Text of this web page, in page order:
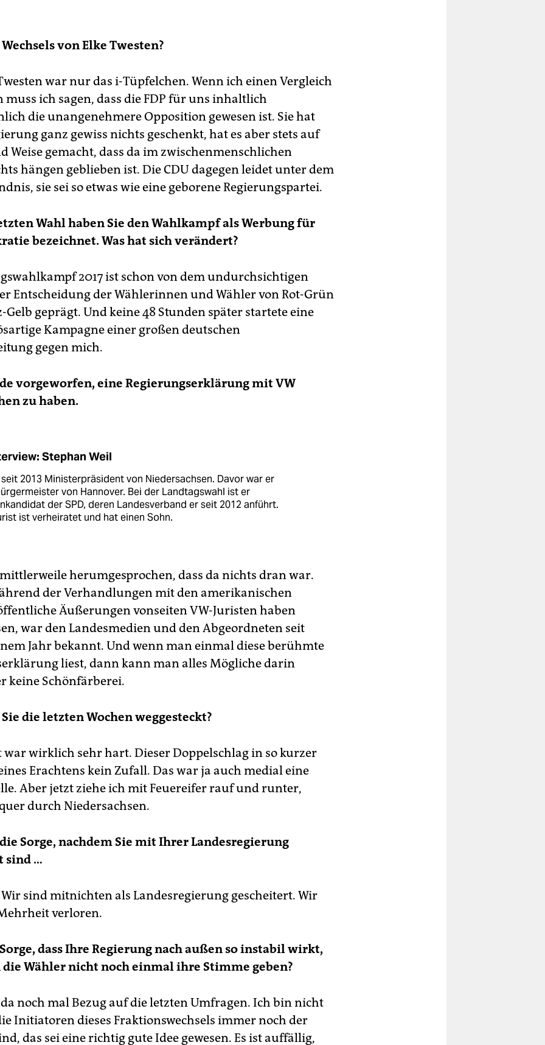
von Elke Twesten?
war nur das i-Tüpfelchen. Wenn ich einen Vergleich
muss ich sagen, dass die FDP für uns inhaltlich
die unangenehmere Opposition gewesen ist. Sie hat
ganz gewiss nichts geschenkt, hat es aber stets auf
Weise gemacht, dass da im zwischenmenschlichen
hängen geblieben ist. Die CDU dagegen leidet unter dem
sie sei so etwas wie eine geborene Regierungspartei.
Wahl haben Sie den Wahlkampf als Werbungfür
bezeichnet. Was hat sich verändert?
2017 ist schon von dem undurchsichtigen
Entscheidung der Wählerinnen und Wähler von Rot-Grün
Gelb geprägt. Und keine 48 Stunden später startete eine
Kampagne einer großen deutschen
gegen mich.
vorgeworfen, eine Regierungserklärung mit VW
zu haben.
Stephan Weil
2013 Ministerpräsident von Niedersachsen. Davor war er
von Hannover. Bei der Landtagswahl ist er
der SPD, deren Landesverband er seit 2012 anführt.
ist verheiratet und hat einen Sohn.
herumgesprochen, dass da nichts dran war.
der Verhandlungen mit den amerikanischen
Äußerungen vonseiten VW-Juristen haben
war den Landesmedien und den Abgeordneten seit
Jahr bekannt. Und wenn man einmal diese berühmte
liest, dann kann man alles Mögliche darin
keine Schönfärberei.
die letzten Wochen weggesteckt?
war wirklich sehr hart. Dieser Doppelschlag in so kurzer
Erachtens kein Zufall. Das war ja auch medial eine
Aber jetzt ziehe ich mit Feuereifer rauf und runter,
durch Niedersachsen.
Sorge, nachdem Sie mit Ihrer Landesregierung
sind …
sind mitnichten als Landesregierung gescheitert. Wir
verloren.
dass Ihre Regierung nach außen so instabil wirkt,
die Wähler nicht noch einmal ihre Stimme geben?
noch mal Bezug auf die letzten Umfragen. Ich bin nicht
Ini­tiatoren dieses Fraktionswechsels immer noch der
das sei eine richtig gute Idee gewesen. Es ist auffällig,